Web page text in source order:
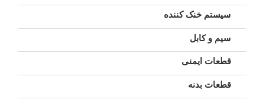
سیستم خنک کننده
سیم و کابل
قطعات ایمنی
قطعات بدنه